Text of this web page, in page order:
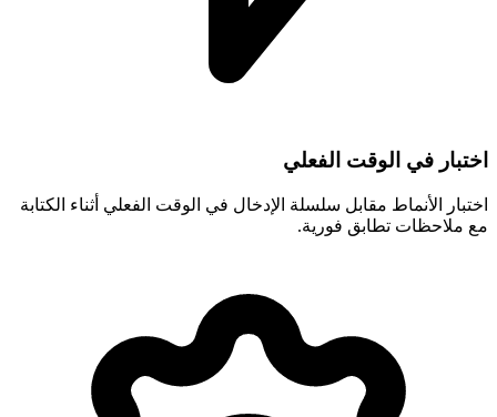
اختبار في الوقت الفعلي
اختبار الأنماط مقابل سلسلة الإدخال في الوقت الفعلي أثناء الكتابة
مع ملاحظات تطابق فورية.